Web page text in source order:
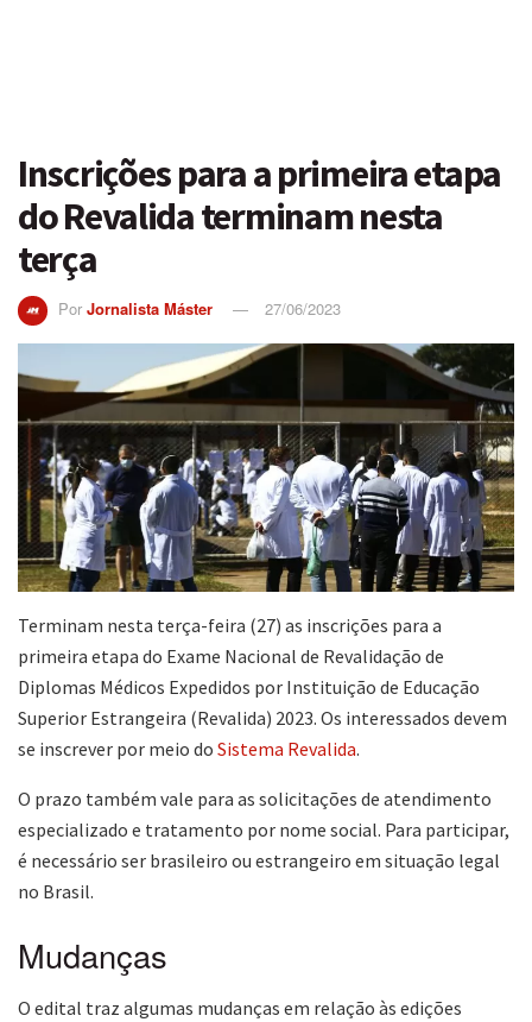
Inscrições para a primeira etapa
do Revalida terminam nesta
terça
Por Jornalista Máster 27/06/2023
Terminam nesta terça-feira (27) as inscrições para a
primeira etapa do Exame Nacional de Revalidação de
Diplomas Médicos Expedidos por Instituição de Educação
Superior Estrangeira (Revalida) 2023. Os interessados devem
se inscrever por meio do Sistema Revalida.
O prazo também vale para as solicitações de atendimento
especializado e tratamento por nome social. Para participar,
é necessário ser brasileiro ou estrangeiro em situação legal
no Brasil.
Mudanças
O edital traz algumas mudanças em relação às edições